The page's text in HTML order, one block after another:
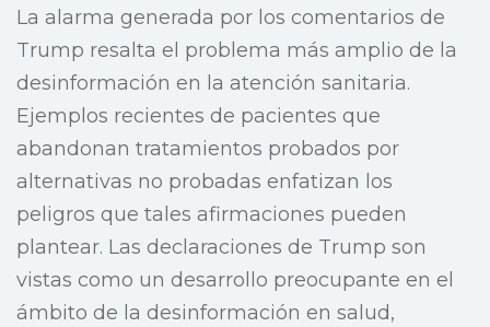
La alarma generada por los comentarios de
Trump resalta el problema más amplio de la
desinformación en la atención sanitaria.
Ejemplos recientes de pacientes que
abandonan tratamientos probados por
alternativas no probadas enfatizan los
peligros que tales afirmaciones pueden
plantear. Las declaraciones de Trump son
vistas como un desarrollo preocupante en el
ámbito de la desinformación en salud,